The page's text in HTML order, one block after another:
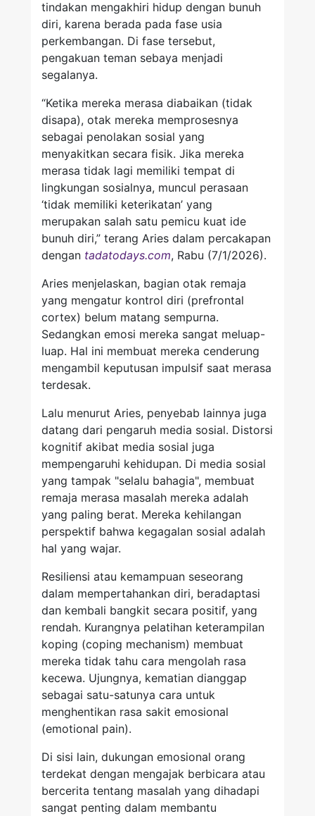
tindakan mengakhiri hidup dengan bunuh
diri, karena berada pada fase usia
perkembangan. Di fase tersebut,
pengakuan teman sebaya menjadi
segalanya.
“Ketika mereka merasa diabaikan (tidak
disapa), otak mereka memprosesnya
sebagai penolakan sosial yang
menyakitkan secara fisik. Jika mereka
merasa tidak lagi memiliki tempat di
lingkungan sosialnya, muncul perasaan
‘tidak memiliki keterikatan’ yang
merupakan salah satu pemicu kuat ide
bunuh diri,” terang Aries dalam percakapan
dengan tadatodays.com, Rabu (7/1/2026).
Aries menjelaskan, bagian otak remaja
yang mengatur kontrol diri (prefrontal
cortex) belum matang sempurna.
Sedangkan emosi mereka sangat meluap-
luap. Hal ini membuat mereka cenderung
mengambil keputusan impulsif saat merasa
terdesak.
Lalu menurut Aries, penyebab lainnya juga
datang dari pengaruh media sosial. Distorsi
kognitif akibat media sosial juga
mempengaruhi kehidupan. Di media sosial
yang tampak "selalu bahagia", membuat
remaja merasa masalah mereka adalah
yang paling berat. Mereka kehilangan
perspektif bahwa kegagalan sosial adalah
hal yang wajar.
Resiliensi atau kemampuan seseorang
dalam mempertahankan diri, beradaptasi
dan kembali bangkit secara positif, yang
rendah. Kurangnya pelatihan keterampilan
koping (coping mechanism) membuat
mereka tidak tahu cara mengolah rasa
kecewa. Ujungnya, kematian dianggap
sebagai satu-satunya cara untuk
menghentikan rasa sakit emosional
(emotional pain).
Di sisi lain, dukungan emosional orang
terdekat dengan mengajak berbicara atau
bercerita tentang masalah yang dihadapi
sangat penting dalam membantu